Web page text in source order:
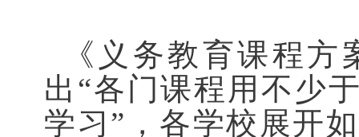
《义务教育课程方
出 “各门课程用不少
学习”，各学校展开